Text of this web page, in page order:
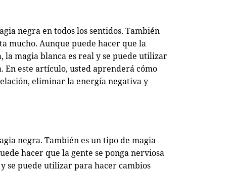
negra en todos los sentidos. También
mucho. Aunque puede hacer que la
la magia blanca es real y se puede utilizar
En este artículo, usted aprenderá cómo
eliminar la energía negativa y
negra. También es un tipo de magia
hacer que la gente se ponga nerviosa
se puede utilizar para hacer cambios